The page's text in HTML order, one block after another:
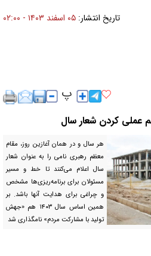
تاریخ انتشار: ۰۵ اسفند ۱۴۰۳ - ۰۲:۰۰
عملی کردن شعار سال
هر سال و در همان آغازین روز، مقام
معظم رهبری نامی را به عنوان شعار
سال اعلام می‌کنند تا خط و مسیر
مسئولان برای برنامه‌ریزی‌ها مشخص
و چراغی برای هدایت آنها باشد. بر
همین اساس سال ۱۴۰۳ هم «جهش
تولید با مشارکت مردم» نامگذاری شد